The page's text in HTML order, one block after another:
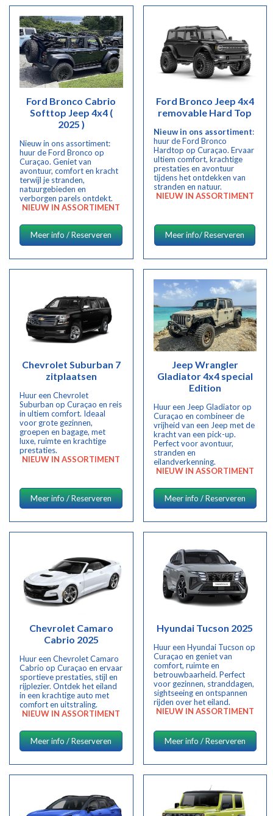
Ford Bronco Cabrio
Softtop Jeep 4x4 (
2025 )
Nieuw in ons assortiment:
huur de Ford Bronco op
Curaçao. Geniet van
avontuur, comfort en kracht
terwijl je stranden,
natuurgebieden en
verborgen parels ontdekt.
NIEUW IN ASSORTIMENT
Meer info / Reserveren
Ford Bronco Jeep 4x4
removable Hard Top
Nieuw in ons assortiment:
huur de Ford Bronco
Hardtop op Curaçao. Ervaar
ultiem comfort, krachtige
prestaties en avontuur
tijdens het ontdekken van
stranden en natuur.
NIEUW IN ASSORTIMENT
Meer info/ Reserveren
Chevrolet Suburban 7
zitplaatsen
Huur een Chevrolet
Suburban op Curaçao en reis
in ultiem comfort. Ideaal
voor grote gezinnen,
groepen en bagage, met
luxe, ruimte en krachtige
prestaties.
NIEUW IN ASSORTIMENT
Meer info / Reserveren
Jeep Wrangler
Gladiator 4x4 special
Edition
Huur een Jeep Gladiator op
Curaçao en combineer de
vrijheid van een Jeep met de
kracht van een pick-up.
Perfect voor avontuur,
stranden en
eilandverkenning.
NIEUW IN ASSORTIMENT
Meer info / Reserveren
Chevrolet Camaro
Cabrio 2025
Huur een Chevrolet Camaro
Cabrio op Curaçao en ervaar
sportieve prestaties, stijl en
rijplezier. Ontdek het eiland
in een krachtige auto met
comfort en uitstraling.
NIEUW IN ASSORTIMENT
Meer info / Reserveren
Hyundai Tucson 2025
Huur een Hyundai Tucson op
Curaçao en geniet van
comfort, ruimte en
betrouwbaarheid. Perfect
voor gezinnen, stranddagen,
sightseeing en ontspannen
rijden over het eiland.
NIEUW IN ASSORTIMENT
Meer info / Reserveren